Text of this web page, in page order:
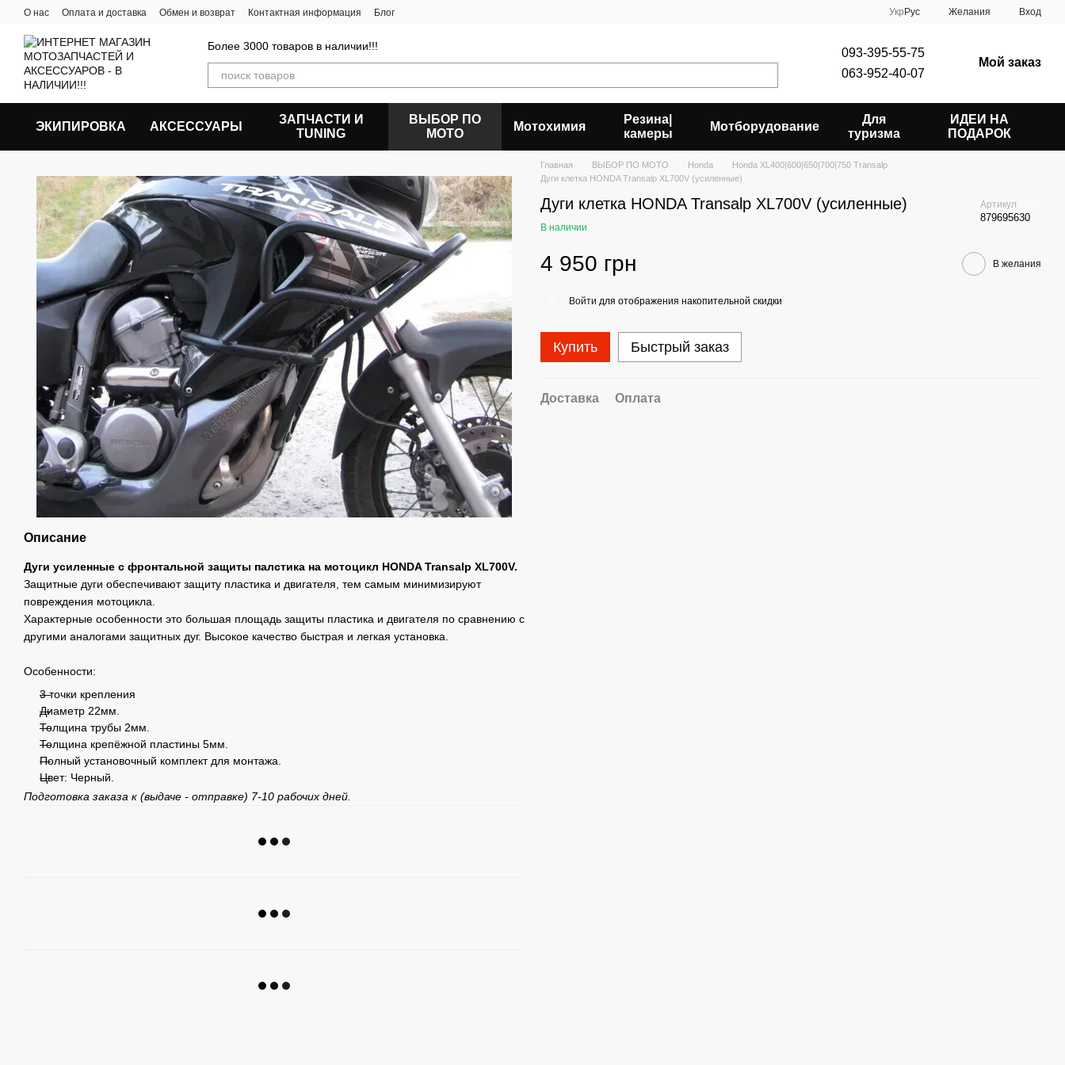
Перейти к основному контенту
О нас Оплата и доставка Обмен и возврат Контактная информация Блог Укр Рус Желания Вход
Более 3000 товаров в наличии!!!
093-395-55-75
063-952-40-07
Мой заказ
ЭКИПИРОВКА АКСЕССУАРЫ
ЗАПЧАСТИ И
ТUNING
ВЫБОР ПО
МОТО
Мотохимия
Резина|
камеры
Мотборудование
Для
туризма
ИДЕИ НА
ПОДАРОК
Описание
Дуги усиленные с фронтальной защиты палстика на мотоцикл HONDA Transalp XL700V.
Защитные дуги обеспечивают защиту пластика и двигателя, тем самым минимизируют
повреждения мотоцикла.
Характерные особенности это большая площадь защиты пластика и двигателя по сравнению с
другими аналогами защитных дуг. Высокое качество быстрая и легкая установка.
Особенности:
3 точки крепления
Диаметр 22мм.
Толщина трубы 2мм.
Толщина крепёжной пластины 5мм.
Полный установочный комплект для монтажа.
Цвет: Черный.
Подготовка заказа к (выдаче - отправке) 7-10 рабочих дней.
Главная ВЫБОР ПО МОТО Honda
Honda XL400|600|650|700|750 Transalp
Дуги клетка HONDA Transalp XL700V (усиленные)
Дуги клетка HONDA Transalp XL700V (усиленные) Артикул
879695630
В наличии
4 950 грн В желания
Войти для отображения накопительной скидки
Купить Быстрый заказ
Доставка Оплата